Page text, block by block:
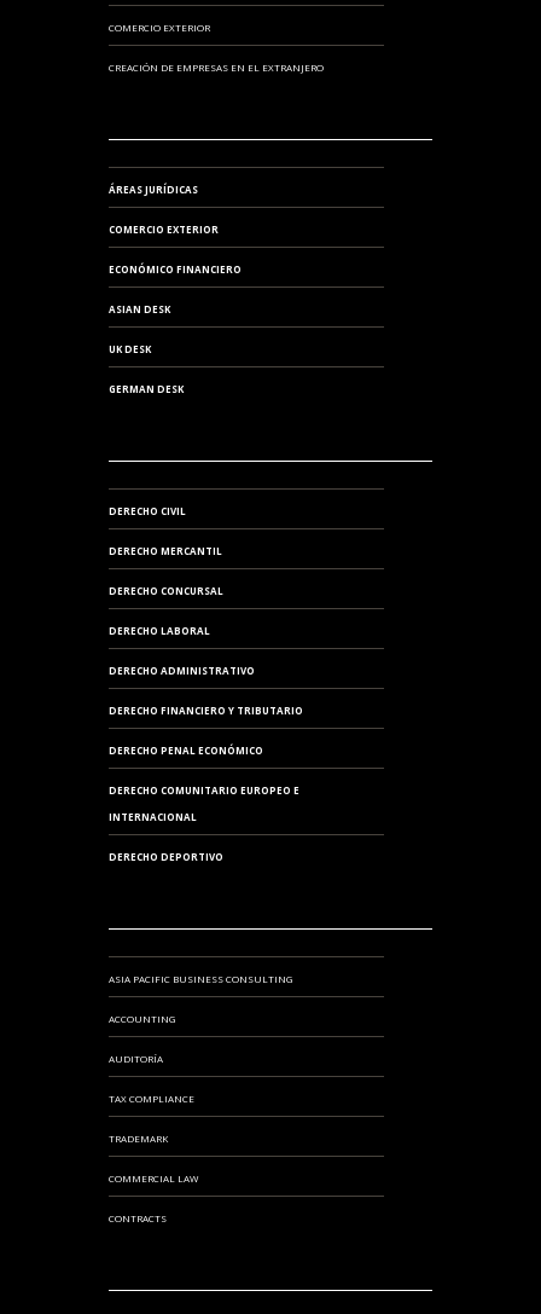
COMERCIO EXTERIOR
CREACIÓN DE EMPRESAS EN EL EXTRANJERO
ÁREAS JURÍDICAS
COMERCIO EXTERIOR
ECONÓMICO FINANCIERO
ASIAN DESK
UK DESK
GERMAN DESK
DERECHO CIVIL
DERECHO MERCANTIL
DERECHO CONCURSAL
DERECHO LABORAL
DERECHO ADMINISTRATIVO
DERECHO FINANCIERO Y TRIBUTARIO
DERECHO PENAL ECONÓMICO
DERECHO COMUNITARIO EUROPEO E
INTERNACIONAL
DERECHO DEPORTIVO
ASIA PACIFIC BUSINESS CONSULTING
ACCOUNTING
AUDITORÍA
TAX COMPLIANCE
TRADEMARK
COMMERCIAL LAW
CONTRACTS